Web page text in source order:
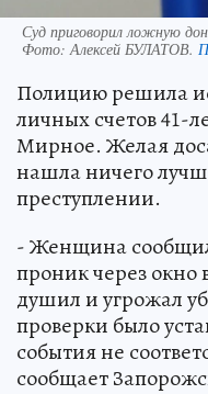
Суд приговорил ложную
Фото:Алексей БУЛАТОВ.
Полицию решила
личных счетов 41-
Мирное. Желая
нашла ничего
преступлении.
- Женщина
проник через окно
душил и угрожал
проверки было
события не
сообщает